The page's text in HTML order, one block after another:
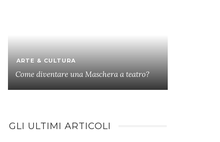
ARTE & CULTURA
Come diventare una Maschera a teatro?
GLI ULTIMI ARTICOLI